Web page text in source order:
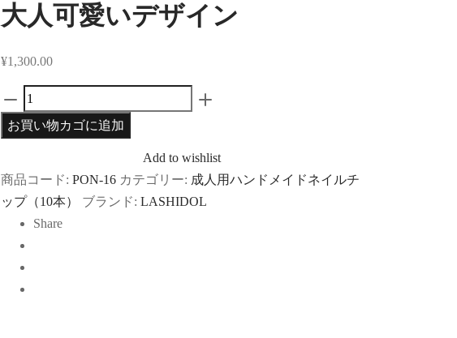
大人可愛いデザイン
¥1,300.00
お買い物カゴに追加
Add to wishlist
商品コード: PON-16 カテゴリー: 成人用ハンドメイドネイルチ
ップ（10本）
ブランド: LASHIDOL
Share